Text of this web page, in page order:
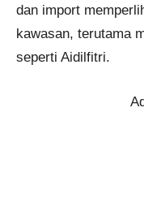
dan import
kawasan, terutama
seperti Aidilfitri.